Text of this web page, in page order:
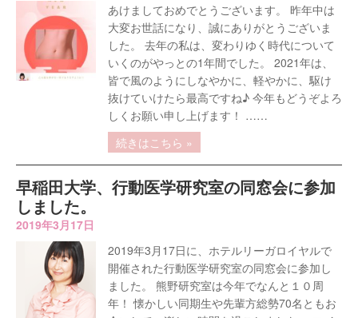
あけましておめでとうございます。 昨年中は
大変お世話になり、誠にありがとうございま
した。 去年の私は、変わりゆく時代について
いくのがやっとの1年間でした。 2021年は、
皆で風のようにしなやかに、軽やかに、駆け
抜けていけたら最高ですね♪ 今年もどうぞよろ
しくお願い申し上げます！ ……
続きはこちら »
早稲田大学、行動医学研究室の同窓会に参加
しました。
2019年3月17日
2019年3月17日に、ホテルリーガロイヤルで
開催された行動医学研究室の同窓会に参加し
ました。 熊野研究室は今年でなんと１０周
年！ 懐かしい同期生や先輩方総勢70名ともお